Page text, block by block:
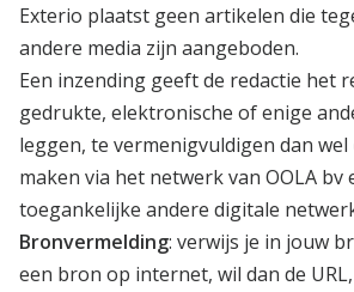
Exterio plaatst geen artikelen die
andere media zijn aangeboden.
Een inzending geeft de redactie het
gedrukte, elektronische of enige
leggen, te vermenigvuldigen dan wel
maken via het netwerk van OOLA bv
toegankelijke andere digitale
Bronvermelding: verwijs je in jouw
een bron op internet, wil dan de URL,